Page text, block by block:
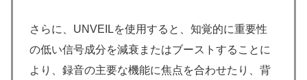
さらに、UNVEILを使用すると、知覚的に重要性
の低い信号成分を減衰またはブーストすることに
より、録音の主要な機能に焦点を合わせたり、背